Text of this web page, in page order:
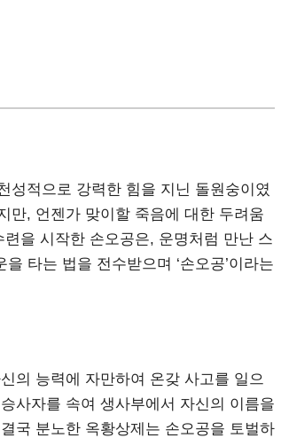
성적으로 강력한 힘을 지닌 돌원숭이였
만, 언젠가 맞이할 죽음에 대한 두려움
을 시작한 손오공은, 운명처럼 만난 스
타는 법을 전수받으며 ‘손오공’이라는
의 능력에 자만하여 온갖 사고를 일으
사자를 속여 생사부에서 자신의 이름을
국 분노한 옥황상제는 손오공을 토벌하